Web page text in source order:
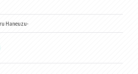
Haneuzu-